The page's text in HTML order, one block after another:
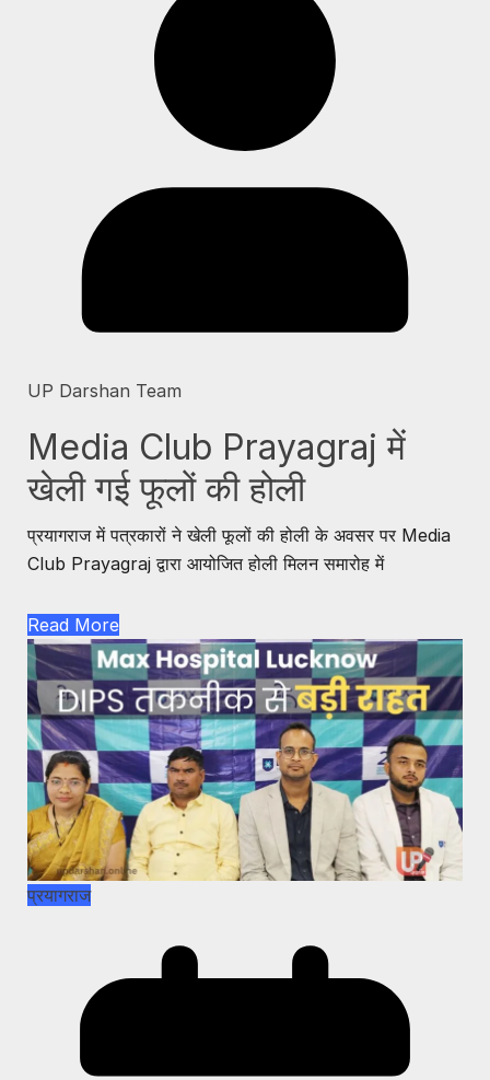
UP Darshan Team
Media Club Prayagraj में
खेली गई फूलों की होली
प्रयागराज में पत्रकारों ने खेली फूलों की होली के अवसर पर Media
Club Prayagraj द्वारा आयोजित होली मिलन समारोह में
Read More
प्रयागराज